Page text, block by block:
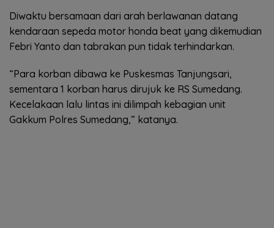
Diwaktu bersamaan dari arah berlawanan datang
kendaraan sepeda motor honda beat yang dikemudian
Febri Yanto dan tabrakan pun tidak terhindarkan.
“Para korban dibawa ke Puskesmas Tanjungsari,
sementara 1 korban harus dirujuk ke RS Sumedang.
Kecelakaan lalu lintas ini dilimpah kebagian unit
Gakkum Polres Sumedang,” katanya.